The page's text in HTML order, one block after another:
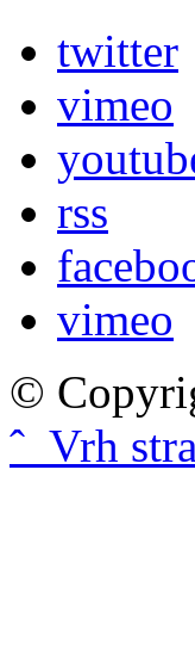
twitter
vimeo
rss
vimeo
©
ˆ Vrh